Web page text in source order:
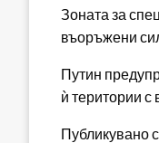
Зоната за
въоръжени
Путин
ѝ територии с
Публикувано